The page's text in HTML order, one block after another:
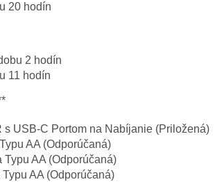
20 hodín
2 hodín
11 hodín
s USB-C Portom na Nabíjanie (Priložená)
AA (Odporúčaná)
AA (Odporúčaná)
AA (Odporúčaná)